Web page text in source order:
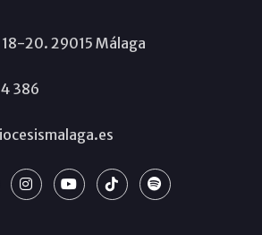
20. 29015 Málaga
386